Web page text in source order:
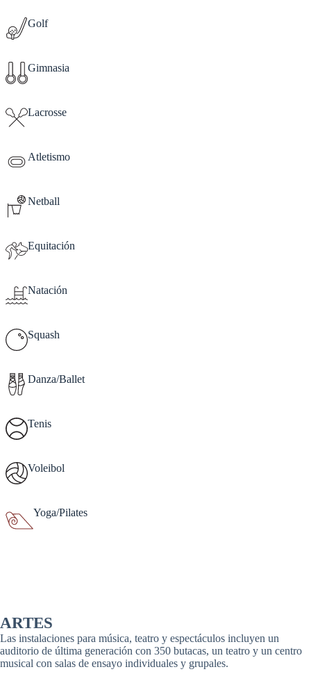
Golf
Gimnasia
Lacrosse
Atletismo
Netball
Equitación
Natación
Squash
Danza/Ballet
Tenis
Voleibol
Yoga/Pilates
ARTES
Las instalaciones para música, teatro y espectáculos incluyen un
auditorio de última generación con 350 butacas, un teatro y un centro
musical con salas de ensayo individuales y grupales.